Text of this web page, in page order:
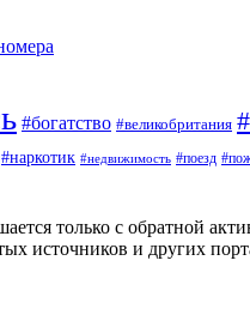
#богатство #великобритания
#наркотик #недвижимость #поезд
только с обратной
источников и других